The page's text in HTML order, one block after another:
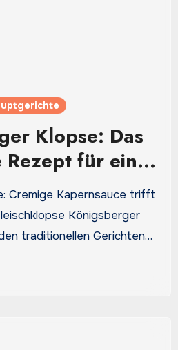
Klopse: Das
Rezept für ein
Familienessen
Cremige Kapernsauce trifft
Königsberger
traditionellen Gerichten…